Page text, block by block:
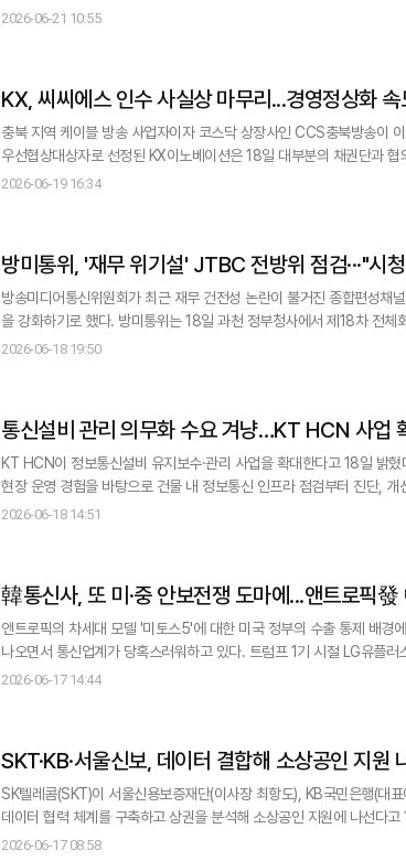
함께 고용노동부 K-뉴딜 아카데미 사업의 일환으로 AI 보안·네트워크
2026-06-21 10:55
KX, 씨씨에스 인수 사실상 마무리...경영정상화 속
충북 지역 케이블 방송 사업자이자 코스닥 상장사인 CCS충북방송이 이르면 오
우선협상대상자로 선정된 KX이노베이션은 18일 대부분의 채권단과
일 밝혔다. KX이노베이션은 CCS충북방송 최대주주 측 채무 원금 97억원 가운데 90% 이상에 대한 채권자 협의를 완료
2026-06-19 16:34
방미통위, '재무 위기설' JTBC 전방위 점검···"시
방송미디어통신위원회가 최근 재무 건전성 논란이 불거진 종합편성채
을 강화하기로 했다. 방미통위는 18일 과천 정부청사에서 제18차 전체회의를 열고 JTBC의 유동성 위기설과 관련한 대책
을 논의했다. 이날 회의에서 최수영 방미통위 위원은 최근 언론을 통해 제기된 JTBC의 자산 매각 및 최대주주 변경 가능성
2026-06-18 19:50
통신설비 관리 의무화 수요 겨냥…KT HCN 사업
KT HCN이 정보통신설비 유지보수·관리 사업을 확대한다고 18일 밝
현장 운영 경험을 바탕으로 건물 내 정보통신 인프라 점검부터 진단, 개
HCN은 오랜 기간 방송·통신 인프라를 직접 운영하며 통신 품질 관리
2026-06-18 14:51
韓통신사, 또 미·중 안보전쟁 도마에...앤트로픽
앤트로픽의 차세대 모델 '미토스5'에 대한 미국 정부의 수출 통제 배경
나오면서 통신업계가 당혹스러워하고 있다. 트럼프 1기 시절 LG유플
이어지는 모양새다. 16일 IT업계에 따르면 워싱턴포스트(WP)를 비롯한 복수의 외신은 백악관 관계자의 발언을 인용해 미
2026-06-17 14:44
SKT·KB·서울신보, 데이터 결합해 소상공인 지원
SK텔레콤(SKT)이 서울신용보증재단(이사장 최항도), KB국민은행(대
데이터 협력 체계를 구축하고 상권을 분석해 소상공인 지원에 나선다고 17일 밝혔다. 4개 기관은 전
KB국민은행 신관에서 소상공인 지원을 위한 데이터 교류 및 공동 연
2026-06-17 08:58